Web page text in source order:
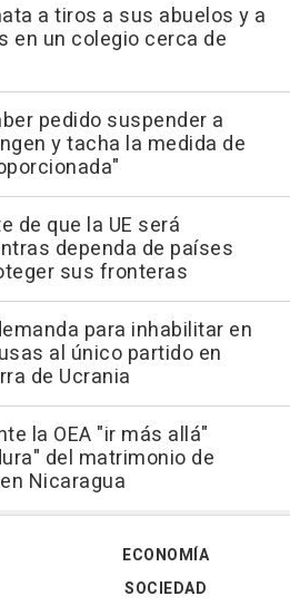
a tiros a sus abuelos y a
en un colegio cerca de
pedido suspender a
y tacha la medida de
de que la UE será
dependa de países
sus fronteras
para inhabilitar en
al único partido en
de Ucrania
la OEA "ir más allá"
del matrimonio de
Nicaragua
ECONOMÍA
SOCIEDAD